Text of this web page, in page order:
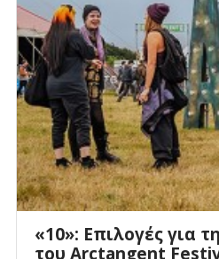
«10»: Επιλογές για
του Arctangent